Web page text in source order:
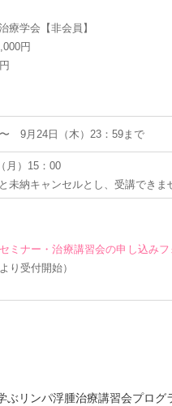
療学会【非会員】
円
9月24日（木）23：59まで
月）15：00
未納キャンセルとし、受講できま
ミナー・治療講習会の申し込みフ
り受付開始）
ぶリンパ浮腫治療講習会プログ